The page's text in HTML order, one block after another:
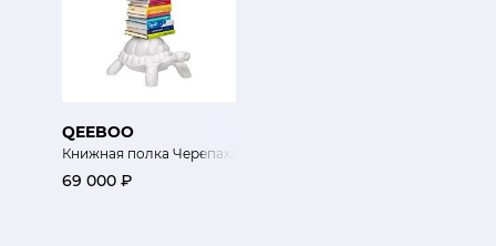
QEEBOO
Книжная полка Черепаха несет книги
69 000 ₽